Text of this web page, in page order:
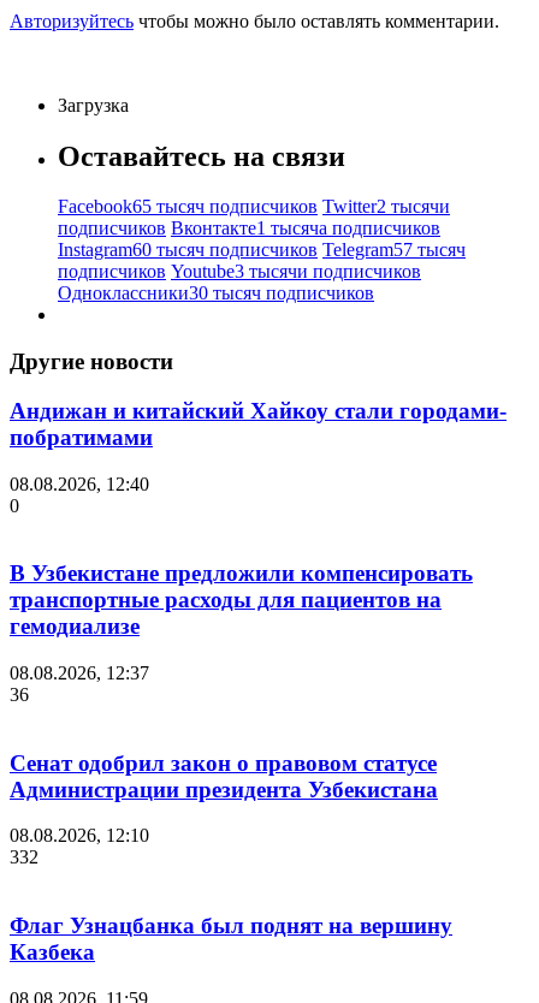
Авторизуйтесь чтобы можно было оставлять комментарии.
Загрузка
Оставайтесь на связи
Facebook65 тысяч подписчиков Twitter2 тысячи
подписчиков Вконтакте1 тысяча подписчиков
Instagram60 тысяч подписчиков Telegram57 тысяч
подписчиков Youtube3 тысячи подписчиков
Одноклассники30 тысяч подписчиков
Другие новости
Андижан и китайский Хайкоу стали городами-
побратимами
08.08.2026, 12:40
0
В Узбекистане предложили компенсировать
транспортные расходы для пациентов на
гемодиализе
08.08.2026, 12:37
36
Сенат одобрил закон о правовом статусе
Администрации президента Узбекистана
08.08.2026, 12:10
332
Флаг Узнацбанка был поднят на вершину
Казбека
08.08.2026, 11:59